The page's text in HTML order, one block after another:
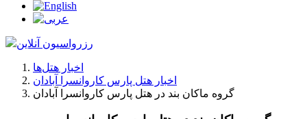
رزرواسیون آنلاین
اخبار هتل‌ها
اخبار هتل پارس کاروانسرا آبادان
گروه ماکان بند در هتل پارس کاروانسرا آبادان